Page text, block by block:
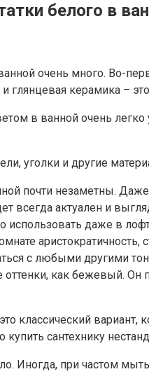
белого в
очень много. Во-
глянцевая керамика –
в ванной очень
уголки и другие
почти незаметны.
всегда актуален и
даже в
аристократичность,
с любыми другими
оттенки, как бежевый.
классический
сантехнику
Иногда, при частом